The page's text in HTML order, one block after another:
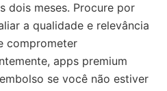
dois meses. Procure por
a qualidade e relevância
comprometer
apps premium
se você não estiver